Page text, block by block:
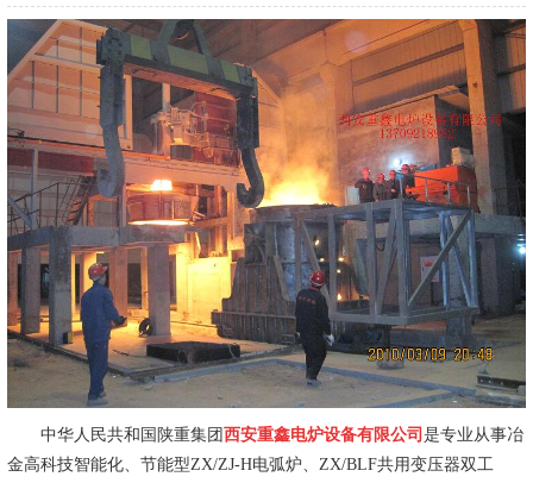
中华人民共和国陕重集团西安重鑫电炉设备有限公司 是专业从事冶
金高科技智能化、节能型ZX/ZJ-H电弧炉、ZX/BLF共用变压器双工